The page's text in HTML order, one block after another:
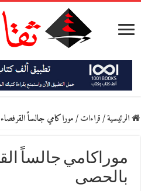
الرئيسية/قراءات/موراكامي جالساً
موراكامي جالساً
بالحصى